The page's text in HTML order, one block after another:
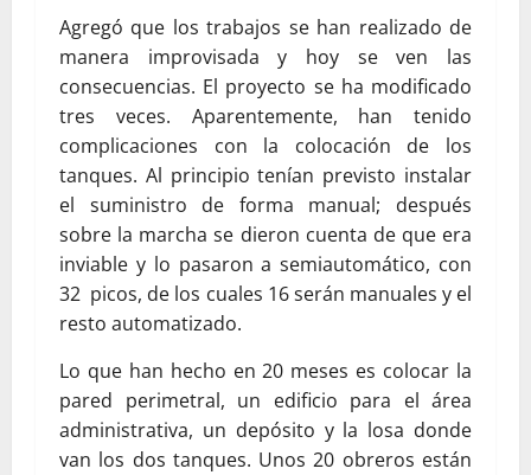
Agregó que los trabajos se han realizado de
manera improvisada y hoy se ven las
consecuencias. El proyecto se ha modificado
tres veces. Aparentemente, han tenido
complicaciones con la colocación de los
tanques. Al principio tenían previsto instalar
el suministro de forma manual; después
sobre la marcha se dieron cuenta de que era
inviable y lo pasaron a semiautomático, con
32 picos, de los cuales 16 serán manuales y el
resto automatizado.
Lo que han hecho en 20 meses es colocar la
pared perimetral, un edificio para el área
administrativa, un depósito y la losa donde
van los dos tanques. Unos 20 obreros están